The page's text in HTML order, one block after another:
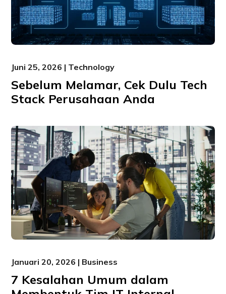
Juni 25, 2026 | Technology
Sebelum Melamar, Cek Dulu Tech
Stack Perusahaan Anda
Januari 20, 2026 | Business
7 Kesalahan Umum dalam